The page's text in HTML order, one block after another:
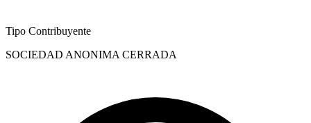
Tipo Contribuyente
SOCIEDAD ANONIMA CERRADA